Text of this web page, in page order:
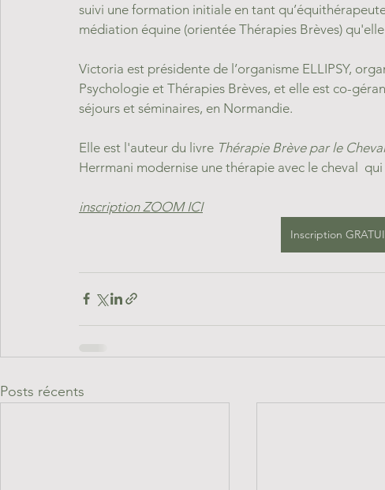
suivi une formation initiale en tant
médiation équine (orientée Thérapies Brèves)
Victoria est présidente de l’organisme ELLIPSY,
Psychologie et Thérapies Brèves, et elle est co-
séjours et séminaires, en Normandie.
Elle est l'auteur du livre Thérapie Brève par le
Herrmani modernise une thérapie avec le cheval
inscription ZOOM ICI
Inscription
Posts récents